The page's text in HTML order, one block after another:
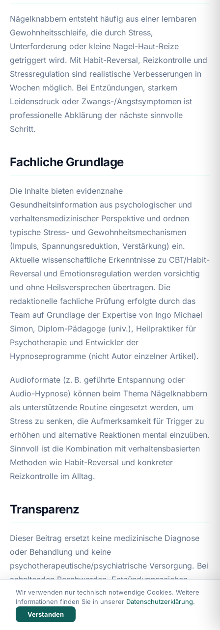
Nägelknabbern entsteht häufig aus einer lernbaren
Gewohnheitsschleife, die durch Stress,
Unterforderung oder kleine Nagel-Haut-Reize
getriggert wird. Mit Habit-Reversal, Reizkontrolle und
Stressregulation sind realistische Verbesserungen in
Wochen möglich. Bei Entzündungen, starkem
Leidensdruck oder Zwangs-/Angstsymptomen ist
professionelle Abklärung der nächste sinnvolle
Schritt.
Fachliche Grundlage
Die Inhalte bieten evidenznahe
Gesundheitsinformation aus psychologischer und
verhaltensmedizinischer Perspektive und ordnen
typische Stress- und Gewohnheitsmechanismen
(Impuls, Spannungsreduktion, Verstärkung) ein.
Aktuelle wissenschaftliche Erkenntnisse zu CBT/Habit-
Reversal und Emotionsregulation werden vorsichtig
und ohne Heilsversprechen übertragen. Die
redaktionelle fachliche Prüfung erfolgte durch das
Team auf Grundlage der Expertise von Ingo Michael
Simon, Diplom-Pädagoge (univ.), Heilpraktiker für
Psychotherapie und Entwickler der
Hypnoseprogramme (nicht Autor einzelner Artikel).
Audioformate (z. B. geführte Entspannung oder
Audio-Hypnose) können beim Thema Nägelknabbern
als unterstützende Routine eingesetzt werden, um
Stress zu senken, die Aufmerksamkeit für Trigger zu
erhöhen und alternative Reaktionen mental einzuüben.
Sinnvoll ist die Kombination mit verhaltensbasierten
Methoden wie Habit-Reversal und konkreter
Reizkontrolle im Alltag.
Transparenz
Dieser Beitrag ersetzt keine medizinische Diagnose
oder Behandlung und keine
psychotherapeutische/psychiatrische Versorgung. Bei
anhaltenden Beschwerden, Entzündungszeichen,
starkem Leidensdruck oder Verdacht auf eine
psychische Störung wenden Sie sich bitte an
Ärzt:innen, Dermatologie oder approbierte
Wir verwenden nur technisch notwendige Cookies. Weitere
Informationen finden Sie in unserer Datenschutzerklärung.
Verstanden